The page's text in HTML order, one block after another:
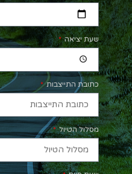
שעת יציאה
כתובת התייצבות
מסלול הטיול